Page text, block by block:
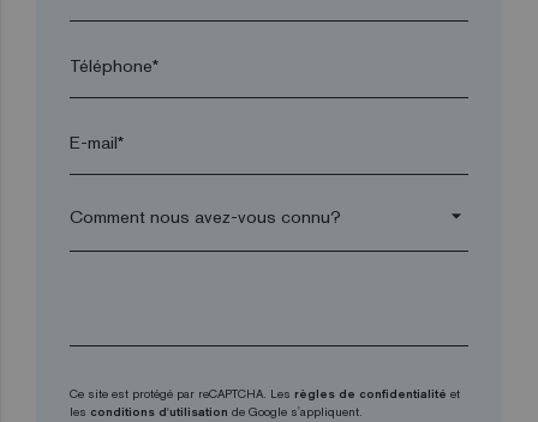
Téléphone*
E-mail*
arrow_drop_down
Ce site est protégé par reCAPTCHA. Les règles de confidentialité et
les conditions d'utilisation de Google s'appliquent.